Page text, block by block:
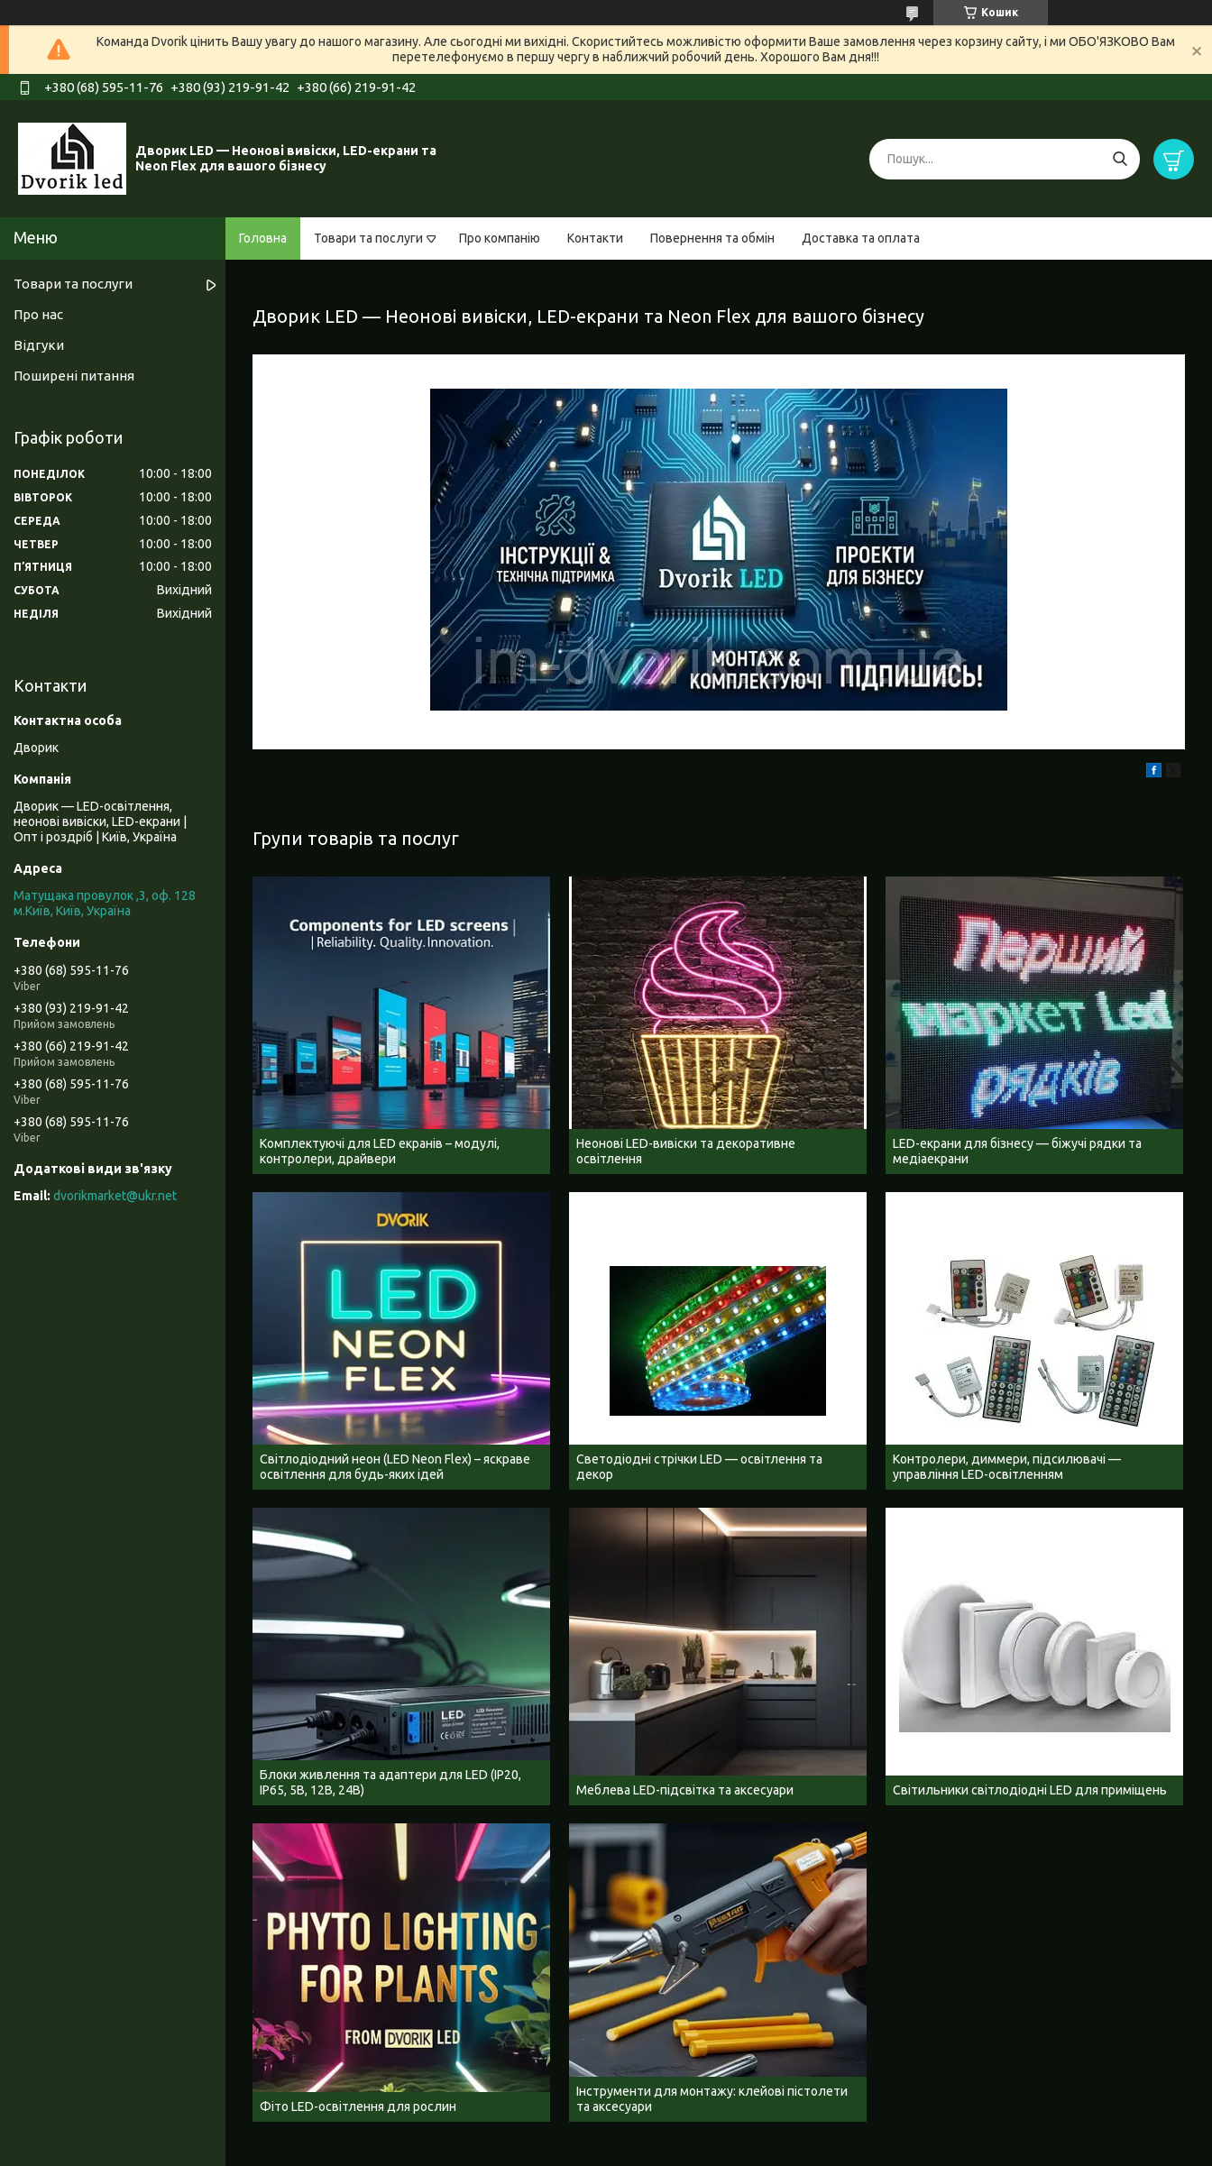
Кошик
Команда Dvorik цінить Вашу увагу до нашого магазину. Але сьогодні ми вихідні. Скористийтесь можливістю оформити Ваше замовлення через корзину сайту, і ми ОБО'ЯЗКОВО Вам
перетелефонуємо в першу чергу в наближчий робочий день. Хорошого Вам дня!!!
+380 (68) 595-11-76 +380 (93) 219-91-42 +380 (66) 219-91-42
Дворик LED — Неонові вивіски, LED-екрани та
Neon Flex для вашого бізнесу
Головна Товари та послуги Про компанію Контакти Повернення та обмін Доставка та оплата
Дворик LED — Неонові вивіски, LED-екрани та Neon Flex для вашого бізнесу
Групи товарів та послуг
Комплектуючі для LED екранів – модулі,
контролери, драйвери
Неонові LED-вивіски та декоративне
освітлення
LED-екрани для бізнесу — біжучі рядки та
медіаекрани
Світлодіодний неон (LED Neon Flex) – яскраве
освітлення для будь-яких ідей
Светодіодні стрічки LED — освітлення та
декор
Контролери, диммери, підсилювачі —
управління LED-освітленням
Блоки живлення та адаптери для LED (IP20,
IP65, 5В, 12В, 24В)
Меблева LED-підсвітка та аксесуари Світильники світлодіодні LED для приміщень
Фіто LED-освітлення для рослин
Інструменти для монтажу: клейові пістолети
та аксесуари
Товари та послуги
Про нас
Відгуки
Поширені питання
Графік роботи
ПОНЕДІЛОК 10:00 18:00
ВІВТОРОК 10:00 18:00
СЕРЕДА 10:00 18:00
ЧЕТВЕР 10:00 18:00
ПʼЯТНИЦЯ 10:00 18:00
СУБОТА Вихідний
НЕДІЛЯ Вихідний
Контакти
Дворик
Дворик — LED-освітлення,
неонові вивіски, LED-екрани |
Опт і роздріб | Київ, Україна
Матущака провулок ,3, оф. 128
м.Київ, Київ, Україна
+380 (68) 595-11-76
Viber
+380 (93) 219-91-42
Прийом замовлень
+380 (66) 219-91-42
Прийом замовлень
+380 (68) 595-11-76
Viber
+380 (68) 595-11-76
Viber
dvorikmarket@ukr.net